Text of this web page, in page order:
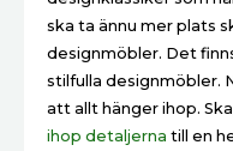
ska ta ännu mer plats
designmöbler. Det
stilfulla designmöbler.
att allt hänger ihop.
ihop detaljerna till en